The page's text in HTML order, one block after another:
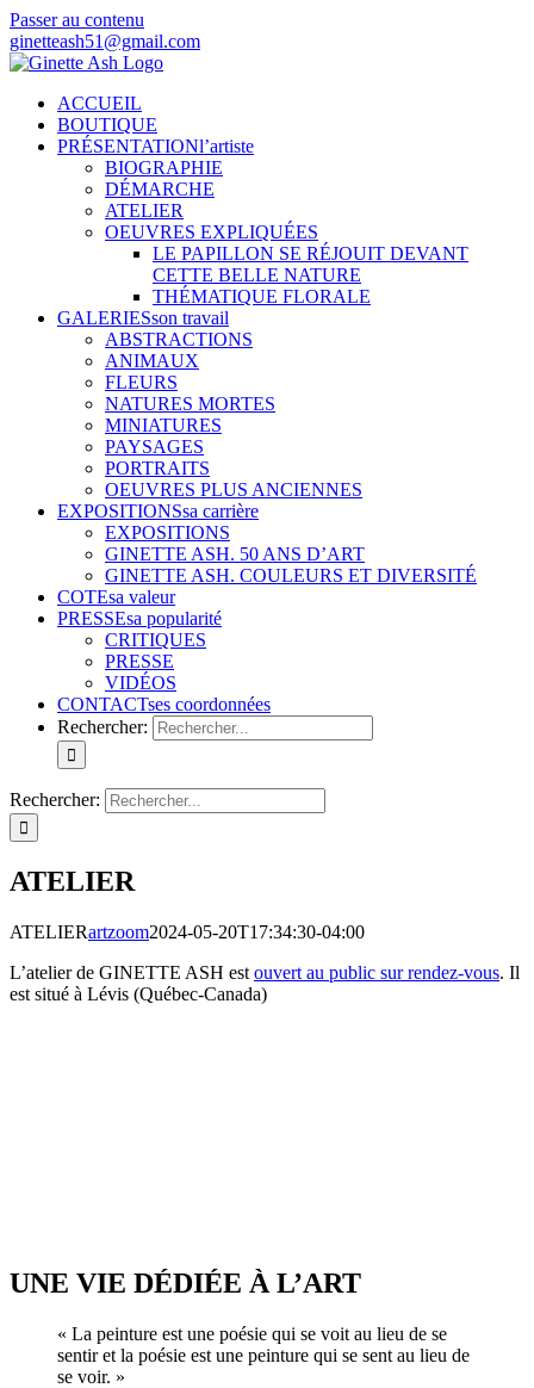
Passer au contenu
ginetteash51@gmail.com
ACCUEIL
BOUTIQUE
PRÉSENTATIONl’artiste
BIOGRAPHIE
DÉMARCHE
ATELIER
OEUVRES EXPLIQUÉES
LE PAPILLON SE RÉJOUIT DEVANT
CETTE BELLE NATURE
THÉMATIQUE FLORALE
GALERIESson travail
ABSTRACTIONS
ANIMAUX
FLEURS
NATURES MORTES
MINIATURES
PAYSAGES
PORTRAITS
OEUVRES PLUS ANCIENNES
EXPOSITIONSsa carrière
EXPOSITIONS
GINETTE ASH. 50 ANS D’ART
GINETTE ASH. COULEURS ET DIVERSITÉ
COTEsa valeur
PRESSEsa popularité
CRITIQUES
PRESSE
VIDÉOS
CONTACTses coordonnées
Rechercher:
Rechercher:
ATELIER
ATELIERartzoom2024-05-20T17:34:30-04:00
L’atelier de GINETTE ASH est ouvert au public sur rendez-vous. Il
est situé à Lévis (Québec-Canada)
UNE VIE DÉDIÉE À L’ART
« La peinture est une poésie qui se voit au lieu de se
sentir et la poésie est une peinture qui se sent au lieu de
se voir. »